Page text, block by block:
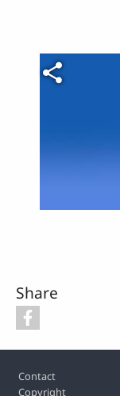
Video file
Share
Contact
Copyright